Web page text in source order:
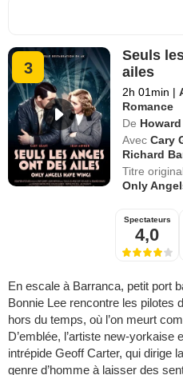
3
Seuls
ailes
2h 01min |
Romance
De
Avec Cary
Richard
Titre
Only
Spectateurs
4,0
En escale à Barranca, petit port
Bonnie Lee rencontre les pilotes
hors du temps, où l’on meurt
D’emblée, l’artiste new-
intrépide Geoff Carter, qui dirige
genre d’homme à laisser des